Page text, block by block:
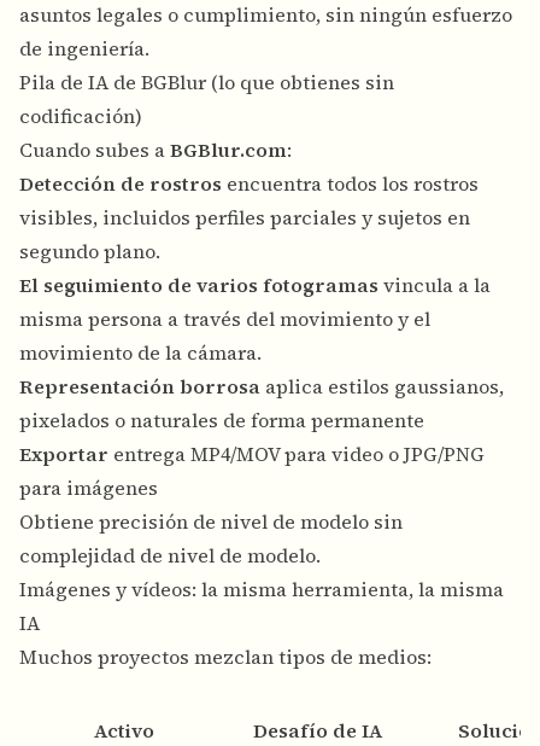
asuntos legales o cumplimiento, sin ningún esfuerzo
de ingeniería.
Pila de IA de BGBlur (lo que obtienes sin
codificación)
Cuando subes aBGBlur.com:
Detección de rostros encuentra todos los rostros
visibles, incluidos perfiles parciales y sujetos en
segundo plano.
El seguimiento de varios fotogramas vincula a la
misma persona a través del movimiento y el
movimiento de la cámara.
Representación borrosa aplica estilos gaussianos,
pixelados o naturales de forma permanente
Exportar entrega MP4/MOV para video o JPG/PNG
para imágenes
Obtiene precisión de nivel de modelo sin
complejidad de nivel de modelo.
Imágenes y vídeos: la misma herramienta, la misma
IA
Muchos proyectos mezclan tipos de medios:
Activo Desafío de IA